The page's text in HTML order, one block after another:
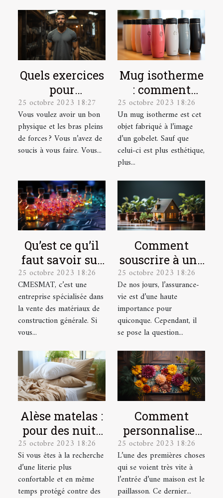
Quels exercices
pour
développer ses
muscles ?
25 octobre 2023 18:27
Vous voulez avoir un bon
physique et les bras pleins
de forces ? Vous n’avez de
soucis à vous faire. Vous...
Mug isotherme
: comment
trouver un
modèle de
qualité ?
25 octobre 2023 18:26
Un mug isotherme est cet
objet fabriqué à l’image
d’un gobelet. Sauf que
celui-ci est plus esthétique,
plus...
Qu’est ce qu’il
faut savoir sur
CMESMAT ?
25 octobre 2023 18:26
CMESMAT, c’est une
entreprise spécialisée dans
la vente des matériaux de
construction générale. Si
vous...
Comment
souscrire à une
assurance vie ?
25 octobre 2023 18:26
De nos jours, l’assurance-
vie est d’une haute
importance pour
quiconque. Cependant, il
se pose la question...
Alèse matelas :
pour des nuits
plus
confortables et
plus douces !
25 octobre 2023 18:26
Si vous êtes à la recherche
d’une literie plus
confortable et en même
temps protégé contre des
Comment
personnaliser
votre
paillasson ?
25 octobre 2023 18:26
L’une des premières choses
qui se voient très vite à
l’entrée d’une maison est le
paillasson. Ce dernier...